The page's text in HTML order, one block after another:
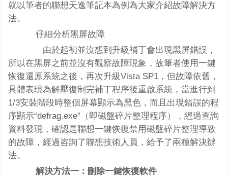
就以筆者的聯想天逸筆記本為例為大家介紹故障解決方
法。
仔細分析黑屏故障
由於起初並沒想到升級補丁會出現黑屏錯誤，
所以在黑屏之前並沒有觀察故障現象，故筆者使用一鍵
恢復還原系統之後，再次升級Vista SP1，但故障依舊，
具體表現為解壓復制完補丁程序後重啟系統，當進行到
1/3安裝階段時整個屏幕顯示為黑色，而且出現錯誤的程
序顯示“defrag.exe”（即磁盤碎片整理程序），經過查詢
資料發現，確認是聯想一鍵恢復禁用磁盤碎片整理導致
的故障，經過咨詢了聯想技術人員，給予了兩種解決辦
法。
解決方法一：刪除一鍵恢復軟件